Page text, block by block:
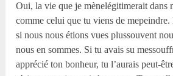
Oui, la vie que je mènelégitimerait dans
comme celui que tu viens de
si nous nous étions vues plussouvent
nous en sommes. Si tu avais su
apprécié ton bonheur, tu l’aurais peut-